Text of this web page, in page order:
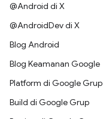
@Android di X
@AndroidDev di X
Blog Android
Blog Keamanan Google
Platform di Google Grup
Build di Google Grup